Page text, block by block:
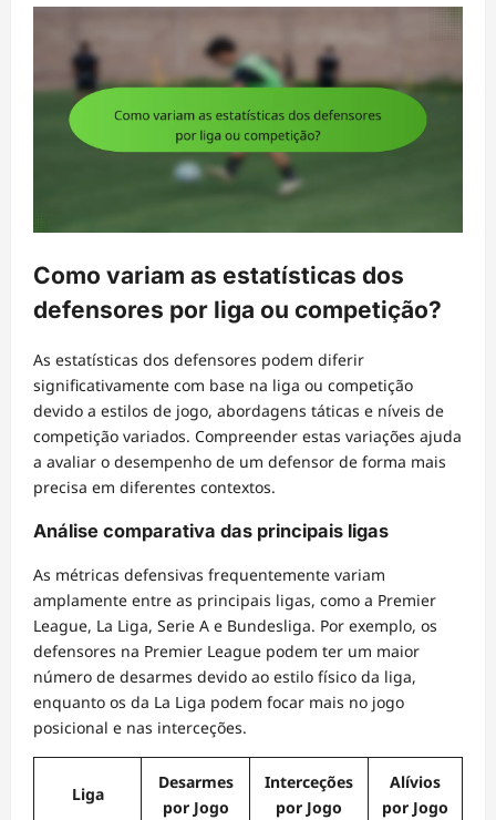
Como variam as estatísticas dos
defensores por liga ou competição?
As estatísticas dos defensores podem diferir
significativamente com base na liga ou competição
devido a estilos de jogo, abordagens táticas e níveis de
competição variados. Compreender estas variações ajuda
a avaliar o desempenho de um defensor de forma mais
precisa em diferentes contextos.
Análise comparativa das principais ligas
As métricas defensivas frequentemente variam
amplamente entre as principais ligas, como a Premier
League, La Liga, Serie A e Bundesliga. Por exemplo, os
defensores na Premier League podem ter um maior
número de desarmes devido ao estilo físico da liga,
enquanto os da La Liga podem focar mais no jogo
posicional e nas interceções.
Liga
Desarmes
por Jogo
Interceções
por Jogo
Alívios
por Jogo